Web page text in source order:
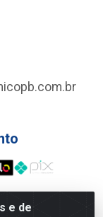
e de